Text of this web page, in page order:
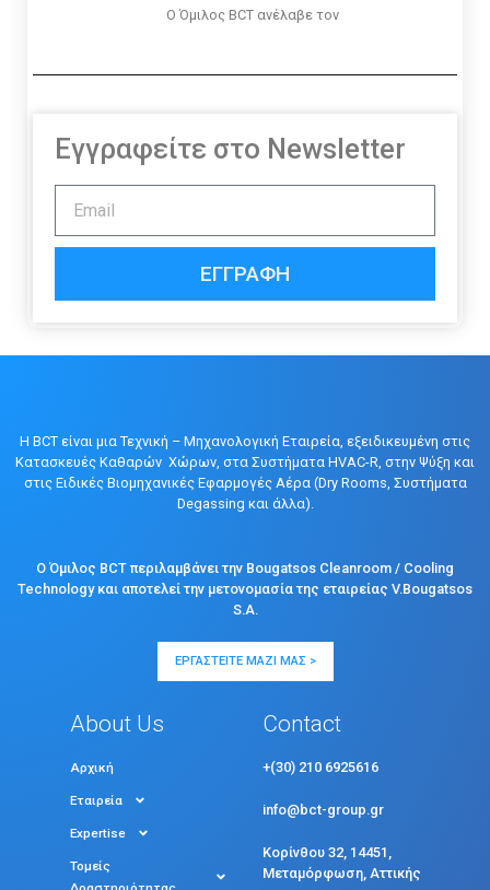
Ο Όμιλος BCT ανέλαβε τον
Εγγραφείτε στο Newsletter
ΕΓΓΡΑΦΉ
Η BCT είναι μια Τεχνική – Μηχανολογική Εταιρεία, εξειδικευμένη στις
Κατασκευές Καθαρών Χώρων, στα Συστήματα HVAC-R, στην Ψύξη και
στις Ειδικές Βιομηχανικές Εφαρμογές Αέρα (Dry Rooms, Συστήματα
Degassing και άλλα).
Ο Όμιλος BCT περιλαμβάνει την Bougatsos Cleanroom / Cooling
Technology και αποτελεί την μετονομασία της εταιρείας V.Bougatsos
S.A.
ΕΡΓΑΣΤΕΊΤΕ ΜΑΖΊ ΜΑΣ >
About Us
Αρχική
Εταιρεία
Expertise
Τομείς
Contact
+(30) 210 6925616
info@bct-group.gr
Κορίνθου 32, 14451,
Μεταμόρφωση, Αττικής